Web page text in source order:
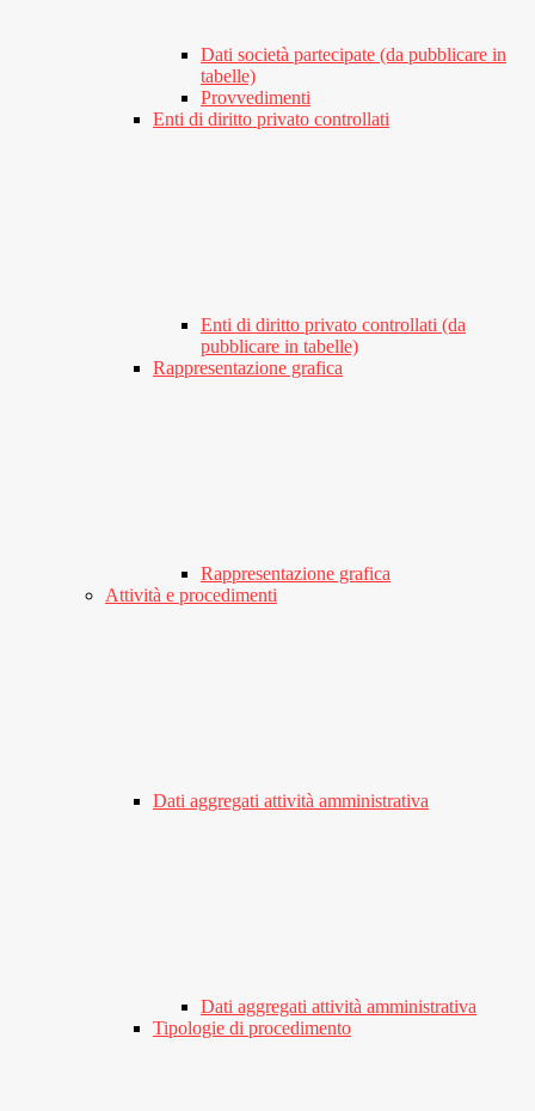
Dati società partecipate (da pubblicare in
tabelle)
Provvedimenti
Enti di diritto privato controllati
Enti di diritto privato controllati (da
pubblicare in tabelle)
Rappresentazione grafica
Rappresentazione grafica
Attività e procedimenti
Dati aggregati attività amministrativa
Dati aggregati attività amministrativa
Tipologie di procedimento